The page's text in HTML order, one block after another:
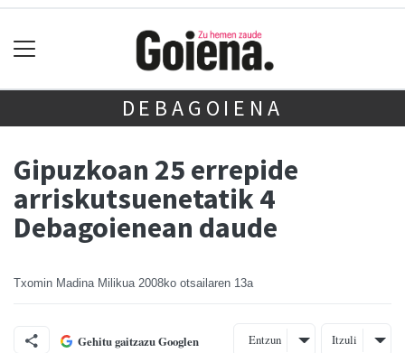
DEBAGOIENA
Gipuzkoan 25 errepide
arriskutsuenetatik 4
Debagoienean daude
Txomin Madina Milikua 2008ko otsailaren 13a
Gehitu gaitzazu Googlen Entzun Itzuli